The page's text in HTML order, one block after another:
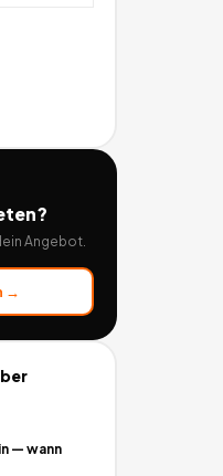
Angebot.
→
— wann